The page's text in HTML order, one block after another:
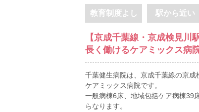
教育制度よし 駅から近い
【京成千葉線・京成検見川
長く働けるケアミックス病
千葉健生病院は、京成千葉線の京
ケアミックス病院です。
一般病棟6床、地域包括ケア病棟39
らなります。